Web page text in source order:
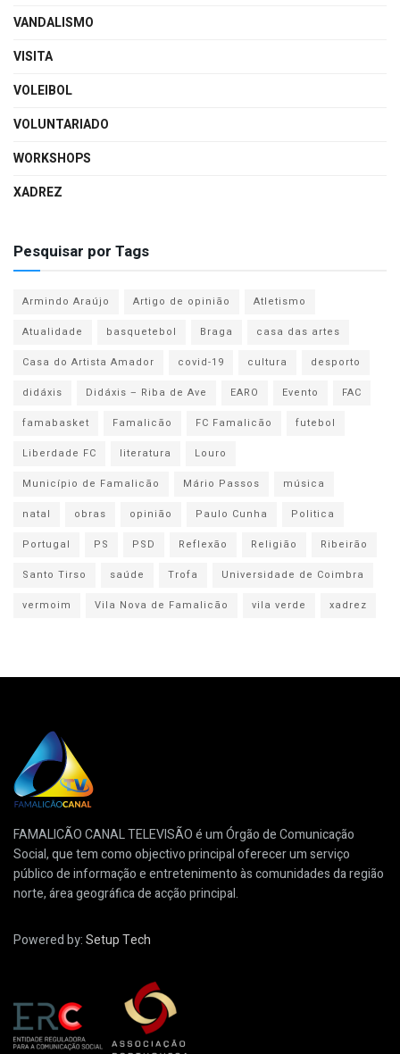
VANDALISMO
VISITA
VOLEIBOL
VOLUNTARIADO
WORKSHOPS
XADREZ
Pesquisar por Tags
Armindo Araújo Artigo de opinião
Atletismo
Atualidade
basquetebol Braga
casa das artes
Casa do Artista Amador
covid-19 cultura
desporto
didáxis
Didáxis – Riba de Ave EARO Evento
FAC
famabasket
Famalicão FC Famalicão
futebol
Liberdade FC
literatura
Louro
Município de Famalicão
Mário Passos
música
natal
obras opinião Paulo Cunha
Politica
Portugal
PS PSD Reflexão Religião
Ribeirão
Santo Tirso
saúde Trofa
Universidade de Coimbra
vermoim
Vila Nova de Famalicão vila verde xadrez
FAMALICÃO CANAL TELEVISÃO é um Órgão de Comunicação
Social, que tem como objectivo principal oferecer um serviço
público de informação e entretenimento às comunidades da região
norte, área geográfica de acção principal.
Powered by:Setup Tech